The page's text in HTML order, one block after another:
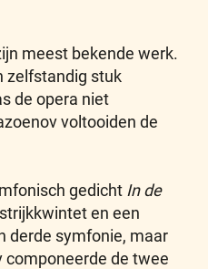
meest bekende werk.
zelfstandig stuk
de opera niet
voltooiden de
gedicht In de
en een
derde symfonie, maar
componeerde de twee